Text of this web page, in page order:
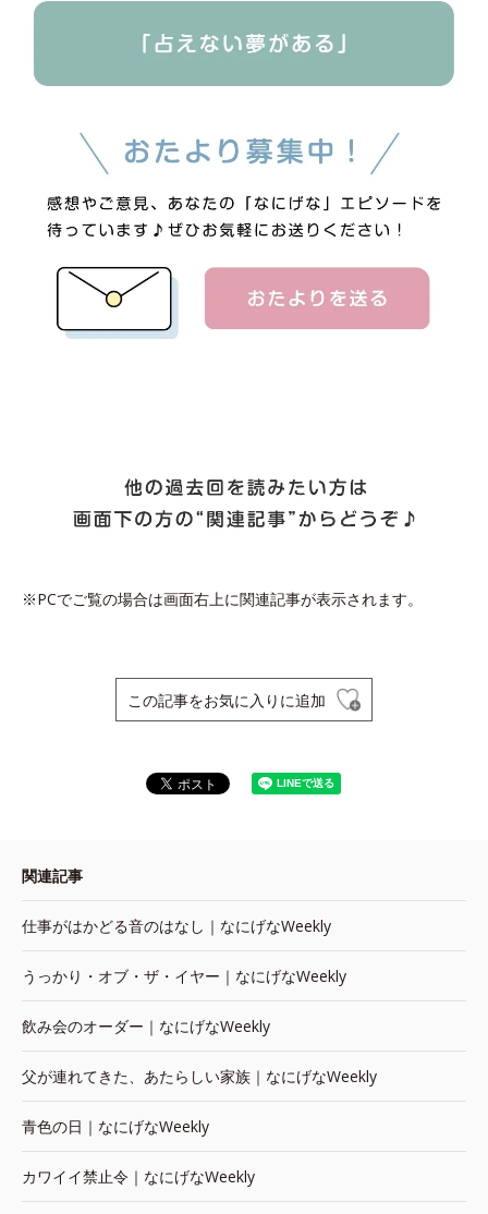
※PCでご覧の場合は画面右上に関連記事が表示されます。
この記事をお気に入りに追加
関連記事
仕事がはかどる音のはなし｜なにげなWeekly
うっかり・オブ・ザ・イヤー｜なにげなWeekly
飲み会のオーダー｜なにげなWeekly
父が連れてきた、あたらしい家族｜なにげなWeekly
青色の日｜なにげなWeekly
カワイイ禁止令｜なにげなWeekly